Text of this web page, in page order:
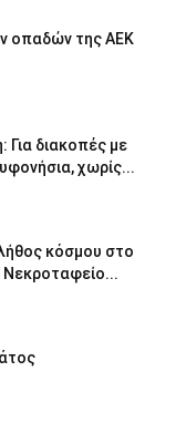
οπαδών της ΑΕΚ
διακοπές με
χωρίς...
κόσμου στο
Νεκροταφείο...